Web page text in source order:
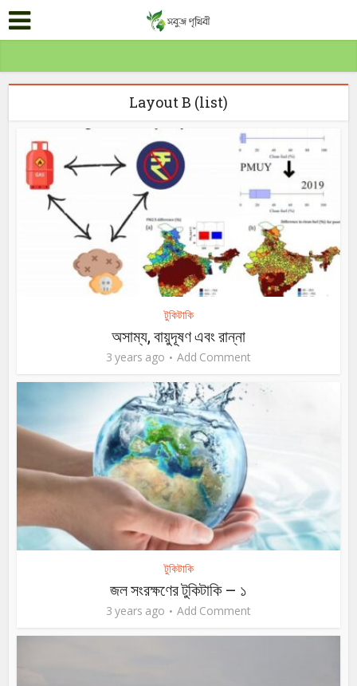
Layout B (list)
টুকিটাকি
অসাম্য, বায়ুদূষণ এবং রান্না
3 years ago Add Comment
টুকিটাকি
জল সংরক্ষণের টুকিটাকি – ১
3 years ago Add Comment